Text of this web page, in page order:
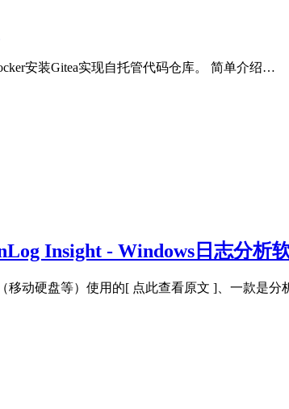
安装Gitea实现自托管代码仓库。 简单介绍…
Insight - Windows日志分析
移动硬盘等）使用的[ 点此查看原文 ]、一款是分